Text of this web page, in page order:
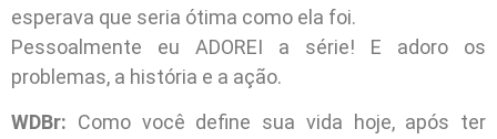
esperava que seria ótima como ela foi.
Pessoalmente eu ADOREI a série! E adoro os
problemas, a história e a ação.
WDBr: Como você define sua vida hoje, após ter